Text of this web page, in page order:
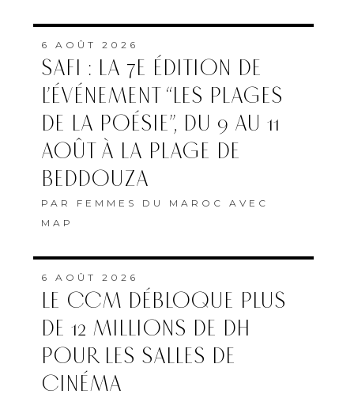
6 AOÛT 2026
SAFI : LA 7E ÉDITION DE
L’ÉVÉNEMENT “LES PLAGES
DE LA POÉSIE”, DU 9 AU 11
AOÛT À LA PLAGE DE
BEDDOUZA
PAR FEMMES DU MAROC AVEC
MAP
6 AOÛT 2026
LE CCM DÉBLOQUE PLUS
DE 12 MILLIONS DE DH
POUR LES SALLES DE
CINÉMA